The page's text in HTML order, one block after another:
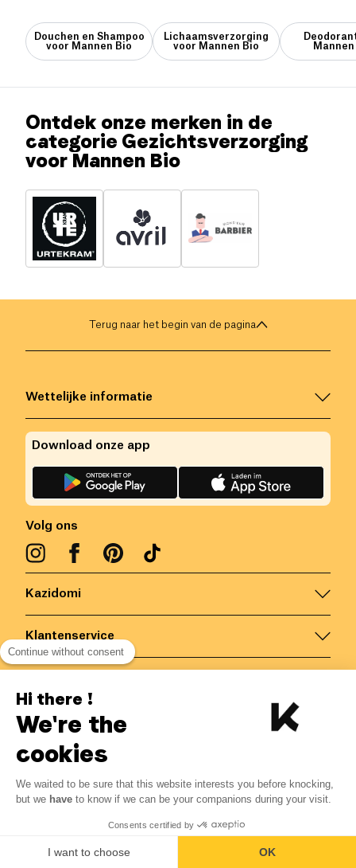
Douchen en Shampoo
voor Mannen Bio
Lichaamsverzorging
voor Mannen Bio
Ontdek onze merken in de
categorie Gezichtsverzorging
voor Mannen Bio
Terug naar het begin van de pagina
Kazidomi
Klantenservice
Wettelijke informatie
Volg ons
Download onze app
België/NL
Alle rechten voorbehouden
Continue without consent
Hi there !
We're the
cookies
We waited to be sure that this website interests you before knocking,
but we have to know if we can be your companions during your visit.
Consents certified by
I want to choose OK